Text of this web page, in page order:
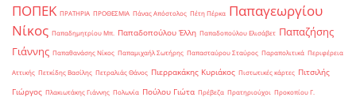
ΠΟΠΕΚ ΠΡΑΤΗΡΙΑ ΠΡΟΘΕΣΜΙΑ Πάνας Απόστολος Πέτη Πέρκα Παπαγεωργίου
Νίκος Παπαδημητρίου Μπ. Παπαδοπούλου Έλλη Παπαδοπούλου Ελισάβετ Παπαζήσης
Γιάννης Παπαθανάσης Νίκος Παπαμιχαήλ Σωτήρης Παπασταύρου Σταύρος Παραπολιτικά Περιφέρεια
Αττικής Πετκίδης Βασίλης Πετραλιάς Θάνος Πιερρακάκης Κυριάκος Πιστωτικές κάρτες Πιτσιλής
Γιώργος Πλακιωτάκης Γιάννης Πολωνία Πούλου Γιώτα Πρέβεζα Πρατηριούχοι Προκοπίου Γ.